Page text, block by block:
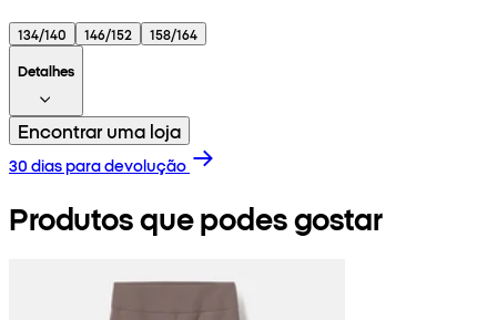
134/140 146/152
158/164
Detalhes
Encontrar uma loja
30 dias para devolução
Produtos que podes gostar